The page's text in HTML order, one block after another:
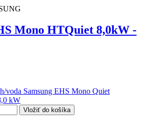
Mono HTQuiet 8,0kW -
voda Samsung EHS Mono Quiet
kW
Vložiť do košíka